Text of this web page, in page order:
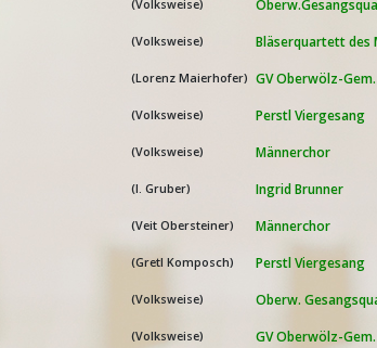
(Volksweise)
(Volksweise) Bläserquartett des
(Lorenz Maierhofer) GV Oberwölz-
(Volksweise) Perstl Viergesang
(Volksweise) Männerchor
(I. Gruber) Ingrid Brunner
(Veit Obersteiner) Männerchor
(Gretl Komposch) Perstl Viergesang
(Volksweise) Oberw.
(Volksweise) GV Oberwölz-